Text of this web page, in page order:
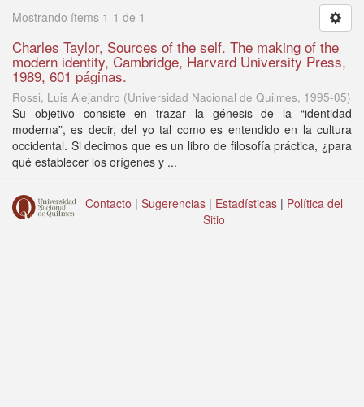
Mostrando ítems 1-1 de 1
Charles Taylor, Sources of the self. The making of the
modern identity, Cambridge, Harvard University Press,
1989, 601 páginas.
Rossi, Luis Alejandro (Universidad Nacional de Quilmes, 1995-05)
Su objetivo consiste en trazar la génesis de la “identidad
moderna”, es decir, del yo tal como es entendido en la cultura
occidental. Si decimos que es un libro de filosofía práctica, ¿para
qué establecer los orígenes y ...
Contacto | Sugerencias | Estadísticas | Política del
Sitio